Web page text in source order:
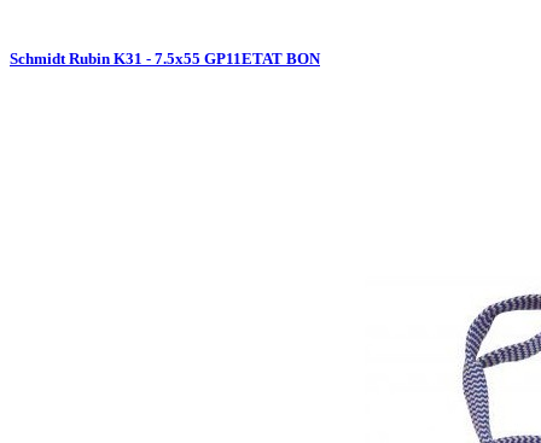
Schmidt Rubin K31 - 7.5x55 GP11ETAT BON